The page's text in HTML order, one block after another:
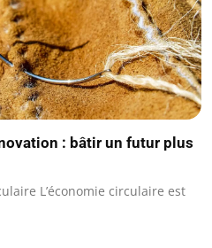
: bâtir un futur plus
L’économie circulaire est